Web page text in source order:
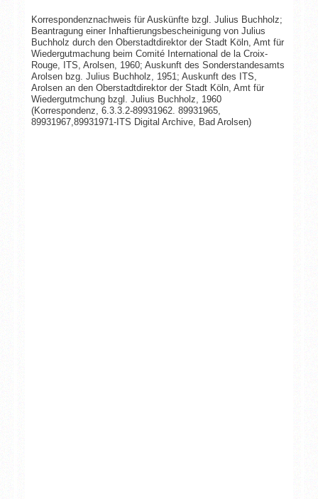
Korrespondenznachweis für Auskünfte bzgl. Julius Buchholz;
Beantragung einer Inhaftierungsbescheinigung von Julius
Buchholz durch den Oberstadtdirektor der Stadt Köln, Amt für
Wiedergutmachung beim Comité International de la Croix-
Rouge, ITS, Arolsen, 1960; Auskunft des Sonderstandesamts
Arolsen bzg. Julius Buchholz, 1951; Auskunft des ITS,
Arolsen an den Oberstadtdirektor der Stadt Köln, Amt für
Wiedergutmchung bzgl. Julius Buchholz, 1960
(Korrespondenz, 6.3.3.2-89931962. 89931965,
89931967,89931971-ITS Digital Archive, Bad Arolsen)